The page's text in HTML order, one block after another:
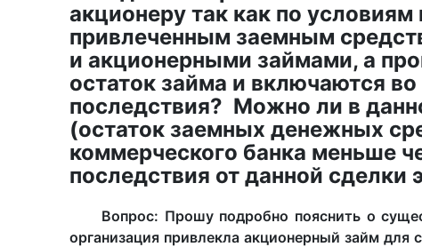
акционеру так как по
привлеченным заемным
и акционерными займами, а
остаток займа и включаются
последствия? Можно ли в
(остаток заемных денежных
коммерческого банка меньше
последствия от данной
Вопрос: Прошу подробно пояснить о
организация привлекла акционерный займ